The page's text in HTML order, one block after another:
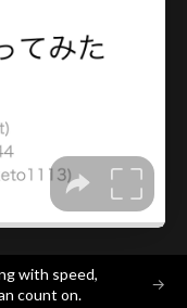
with speed,
count on.
→